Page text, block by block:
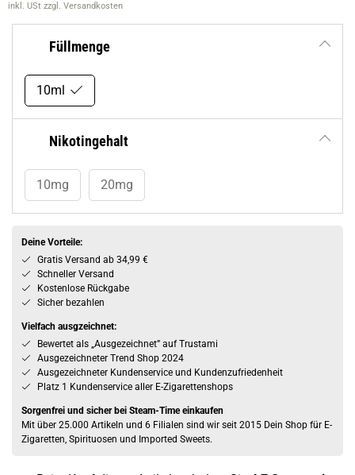
inkl. USt zzgl. Versandkosten
Füllmenge
10ml
Nikotingehalt
10mg 20mg
Deine Vorteile:
Gratis Versand ab 34,99 €
Schneller Versand
Kostenlose Rückgabe
Sicher bezahlen
Vielfach ausgzeichnet:
Bewertet als „Ausgezeichnet” auf Trustami
Ausgezeichneter Trend Shop 2024
Ausgezeichneter Kundenservice und Kundenzufriedenheit
Platz 1 Kundenservice aller E-Zigarettenshops
Sorgenfrei und sicher bei Steam-Time einkaufen
Mit über 25.000 Artikeln und 6 Filialen sind wir seit 2015 Dein Shop für E-
Zigaretten, Spirituosen und Imported Sweets.